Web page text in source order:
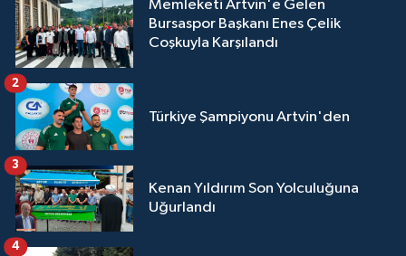
Memleketi Artvin'e Gelen
Bursaspor Başkanı Enes Çelik
Coşkuyla Karşılandı
Türkiye Şampiyonu Artvin'den
2
Kenan Yıldırım Son Yolculuğuna
Uğurlandı
3
4